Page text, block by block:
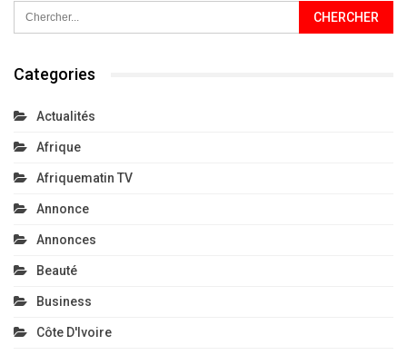
Categories
Actualités
Afrique
Afriquematin TV
Annonce
Annonces
Beauté
Business
Côte D'Ivoire